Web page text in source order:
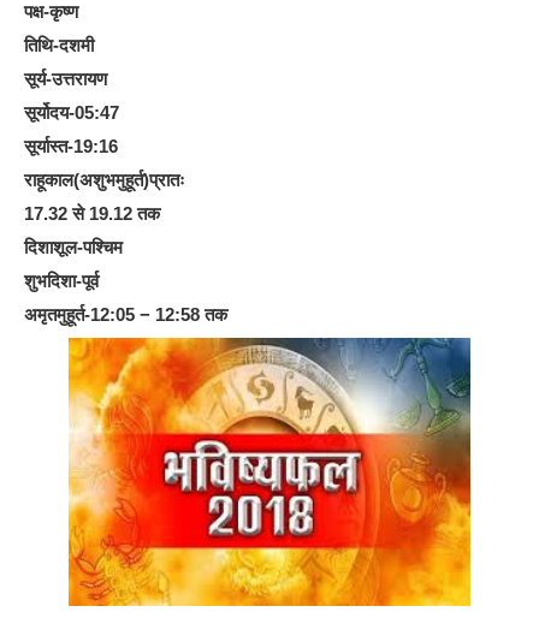
पक्ष-कृष्ण
तिथि-दशमी
सूर्य-उत्तरायण
सूर्योदय-05:47
सूर्यास्त-19:16
राहूकाल(अशुभमुहूर्त)प्रातः
17.32 से 19.12 तक
दिशाशूल-पश्चिम
शुभदिशा-पूर्व
अमृतमुहूर्त-12:05 − 12:58 तक